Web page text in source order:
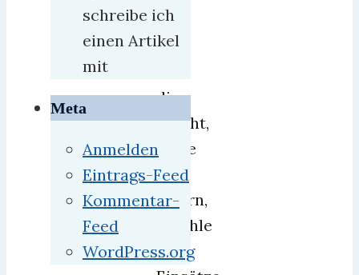
die
BRD
die
Pflicht,
diese
zu
lagern,
Befehle
über
schreibe ich
einen Artikel
mit
Meta
Anmelden
Eintrags-Feed
Kommentar-
Feed
WordPress.org